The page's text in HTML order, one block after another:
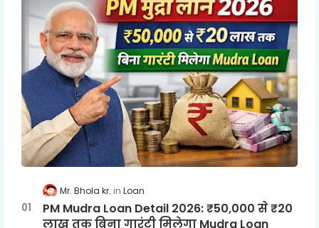
Mr. Bhola kr. Loan
PM Mudra Loan Detail 2026: ₹50,000 से ₹20
लाख तक बिना गारंटी मिलेगा Mudra Loan